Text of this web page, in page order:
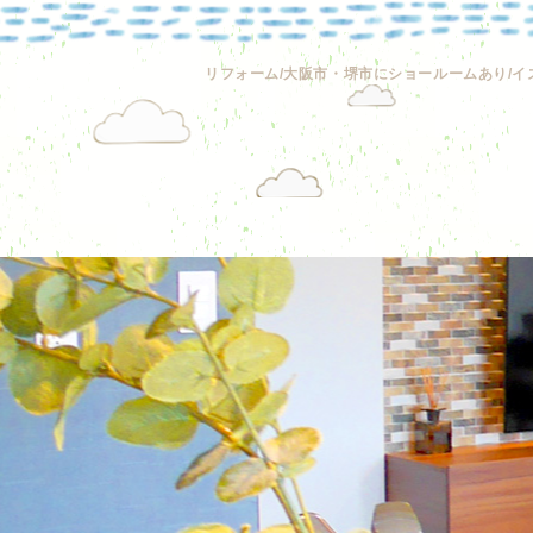
リフォーム/大阪市・堺市にショールームあり/イ